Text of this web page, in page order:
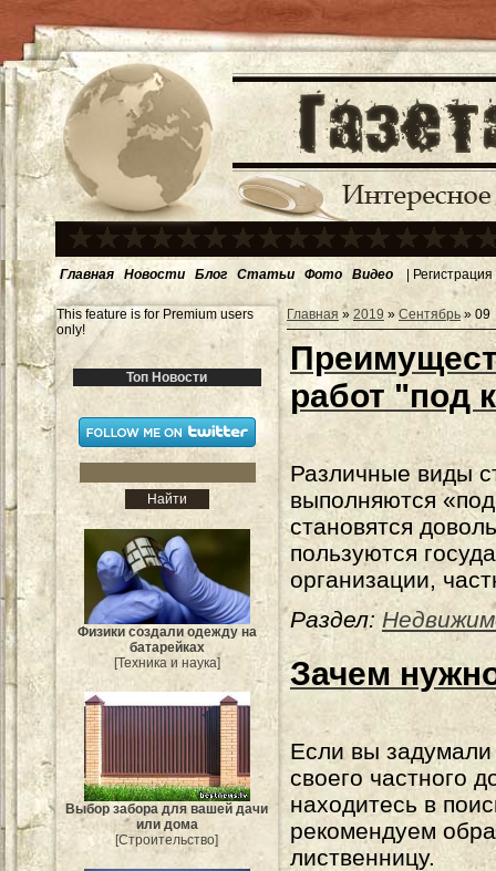
Главная Новости Блог Статьи Фото Видео | Регистрация
This feature is for Premium users
only!
Топ Новости
Физики создали одежду на
батарейках
[Техника и наука]
Выбор забора для вашей дачи
или дома
[Строительство]
Главная » 2019 » Сентябрь » 09
работ "под
Различные виды
выполняются
становятся
пользуются
организации,
Раздел:
Зачем
Если вы задумали
своего частного
находитесь в
рекомендуем
лиственницу.